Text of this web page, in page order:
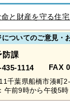
と財産を守る住
についてのご意見・
防課
1114 FAX
千葉県船橋市湊町
午前9時から午後5